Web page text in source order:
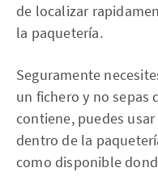
de localizar
la paquetería.
Seguramente
un fichero y no sepas
contiene, puedes
dentro de la
como disponible